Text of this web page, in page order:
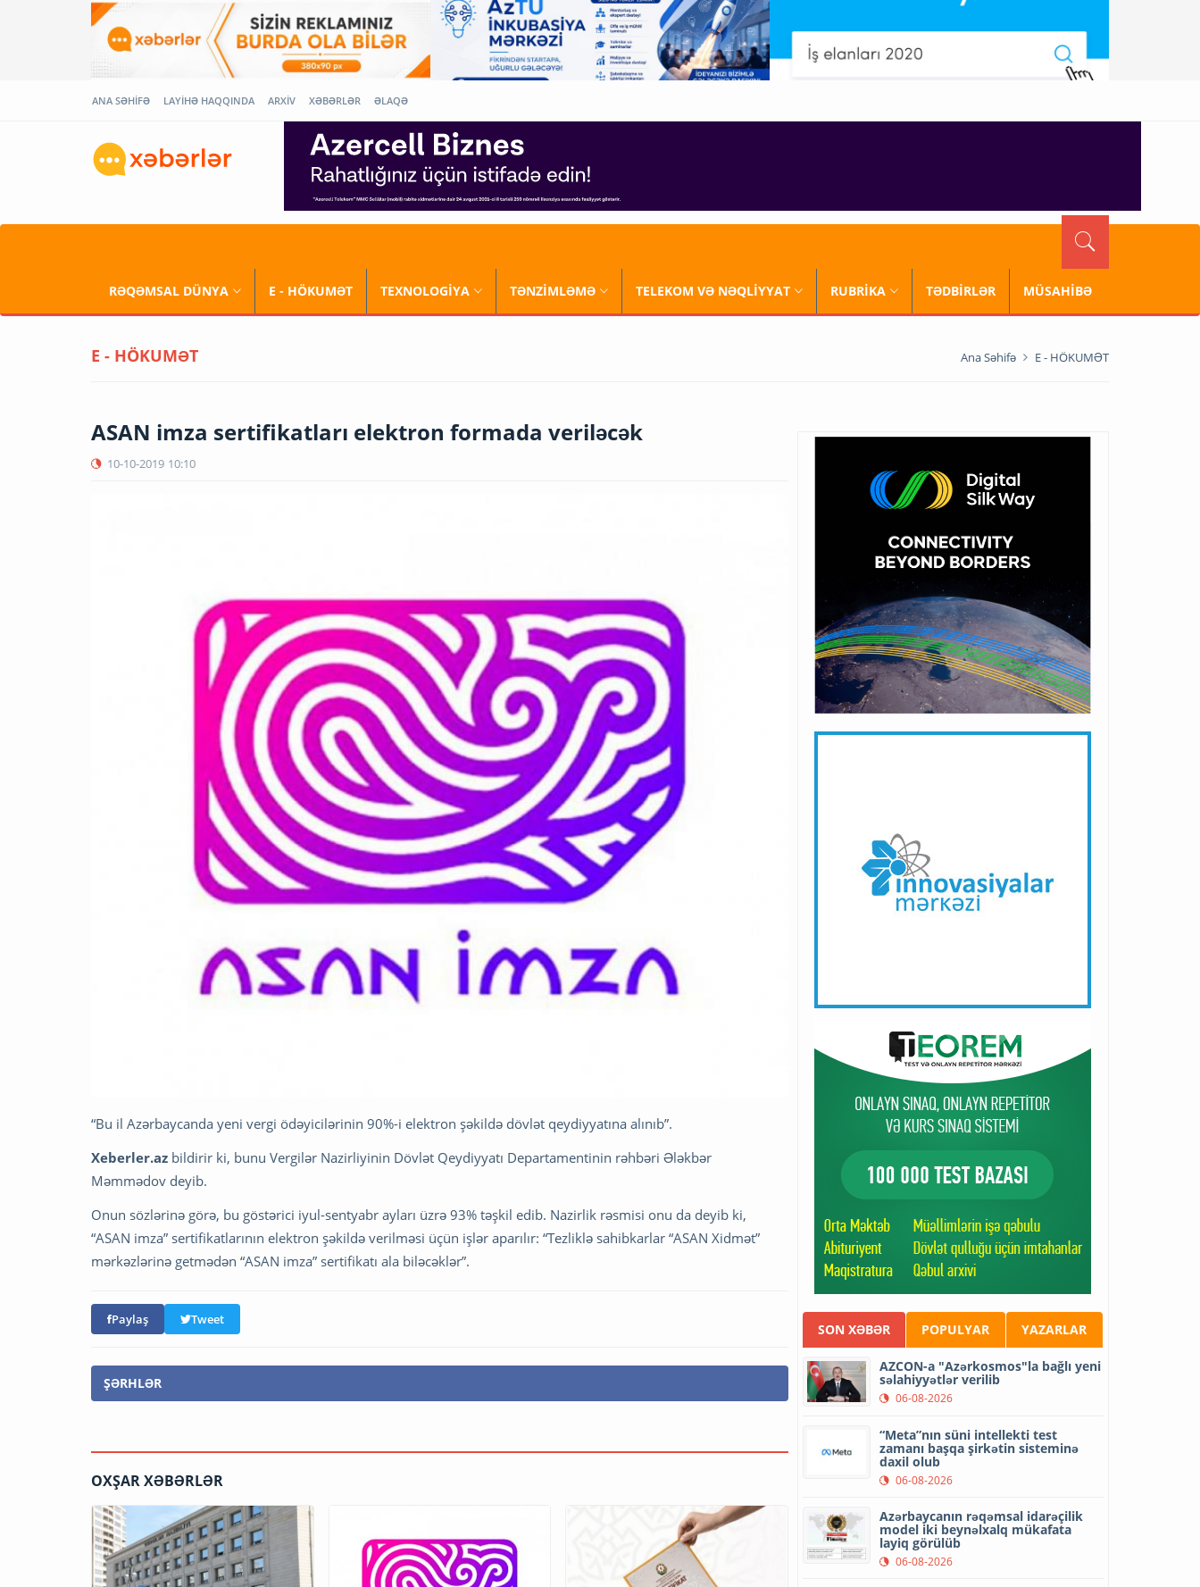
ANA SƏHİFƏ LAYİHƏ HAQQINDA ARXİV XƏBƏRLƏR ƏLAQƏ
RƏQƏMSAL DÜNYA E - HÖKUMƏT TEXNOLOGİYA TƏNZİMLƏMƏ TELEKOM VƏ NƏQLİYYAT RUBRİKA TƏDBİRLƏR MÜSAHİBƏ
E - HÖKUMƏT Ana Səhifə E - HÖKUMƏT
ASAN imza sertifikatları elektron formada veriləcək
10-10-2019 10:10
“Bu il Azərbaycanda yeni vergi ödəyicilərinin 90%-i elektron şəkildə dövlət qeydiyyatına alınıb”.
Xeberler.az bildirir ki, bunu Vergilər Nazirliyinin Dövlət Qeydiyyatı Departamentinin rəhbəri Ələkbər
Məmmədov deyib.
Onun sözlərinə görə, bu göstərici iyul-sentyabr ayları üzrə 93% təşkil edib. Nazirlik rəsmisi onu da deyib ki,
“ASAN imza” sertifikatlarının elektron şəkildə verilməsi üçün işlər aparılır: “Tezliklə sahibkarlar “ASAN Xidmət”
mərkəzlərinə getmədən “ASAN imza” sertifikatı ala biləcəklər”.
Paylaş Tweet
ŞƏRHLƏR
OXŞAR XƏBƏRLƏR
SON XƏBƏR POPULYAR YAZARLAR
AZCON-a "Azərkosmos"la bağlı yeni
səlahiyyətlər verilib
06-08-2026
“Meta”nın süni intellekti test
zamanı başqa şirkətin sisteminə
daxil olub
06-08-2026
Azərbaycanın rəqəmsal idarəçilik
model iki beynəlxalq mükafata
layiq görülüb
06-08-2026